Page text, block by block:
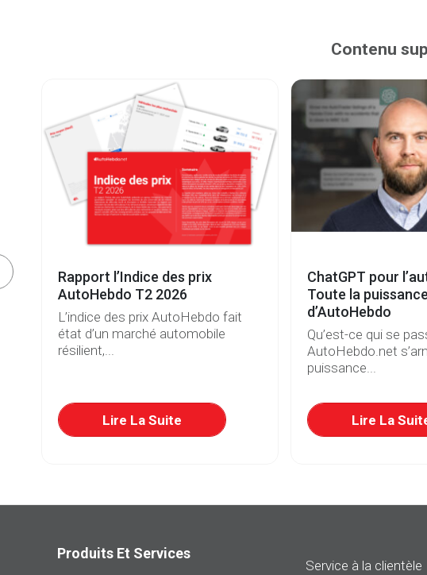
Contenu
Rapport l’Indice des prix
AutoHebdo T2 2026
L’indice des prix AutoHebdo fait
état d’un marché automobile
résilient,...
Lire La Suite
ChatGPT pour
Toute la
d’AutoHebdo
Qu’est-ce qui se
AutoHebdo.net
puissance...
Lire La
Produits Et Services
Service à la clientèle